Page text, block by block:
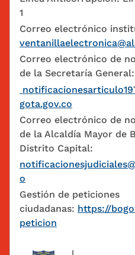
1
Correo electrónico
Correo electrónico de
de la Secretaría General:
gota.gov.co
Correo electrónico de
de la Alcaldía Mayor de
Distrito Capital:
o
Gestión de peticiones
ciudadanas: https://
peticion